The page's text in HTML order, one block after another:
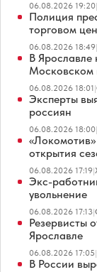
06.08.2026 19:20|
Полиция
торговом
06.08.2026 18:49|
В Ярославле
Московском
06.08.2026 18:01|
Эксперты
россиян
06.08.2026 18:00|
открытия
06.08.2026 17:19|
Экс-
увольнение
06.08.2026 17:13|
Резервисты
Ярославле
06.08.2026 17:05|
В России